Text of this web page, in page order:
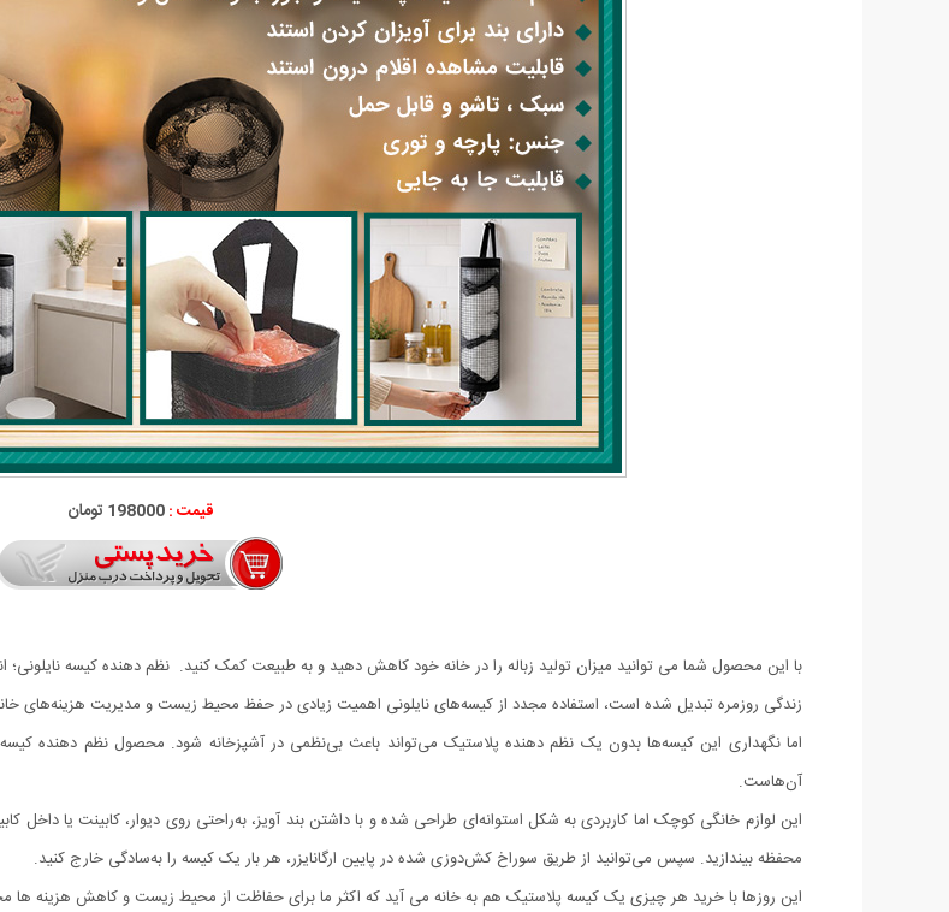
قیمت :198000 تومان
با این محصول شما می توانید میزان تولید زباله را در خانه خود کاهش دهید و به طبیعت کمک کنید. نظم دهنده کیسه نایلونی؛
زندگی روزمره تبدیل شده است، استفاده مجدد از کیسه‌های نایلونی اهمیت زیادی در حفظ محیط زیست و مدیریت هزینه‌های
اما نگهداری این کیسه‌ها بدون یک نظم دهنده پلاستیک می‌تواند باعث بی‌نظمی در آشپزخانه شود. محصول نظم دهنده
آن‌هاست.
این لوازم خانگی کوچک اما کاربردی به شکل استوانه‌ای طراحی شده و با داشتن بند آویز، به‌راحتی روی دیوار، کابینت یا
محفظه بیندازید. سپس می‌توانید از طریق سوراخ کش‌دوزی شده در پایین ارگانایزر، هر بار یک کیسه را به‌سادگی خارج کنید.
این روزها با خرید هر چیزی یک کیسه پلاستیک هم به خانه می آید که اکثر ما برای حفاظت از محیط زیست و کاهش هزینه ها